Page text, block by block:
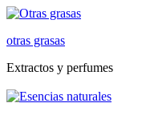
otras grasas
Extractos y perfumes